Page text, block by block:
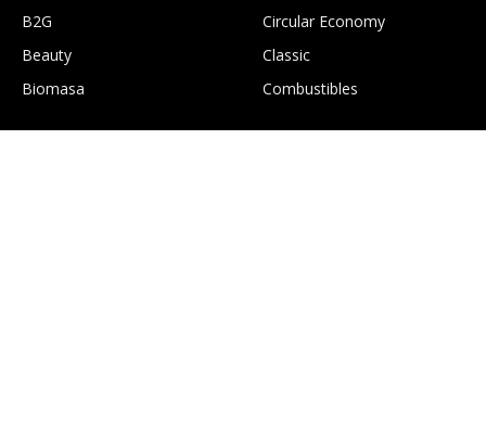
B2G
Beauty
Biomasa
Circular Economy
Classic
Combustibles